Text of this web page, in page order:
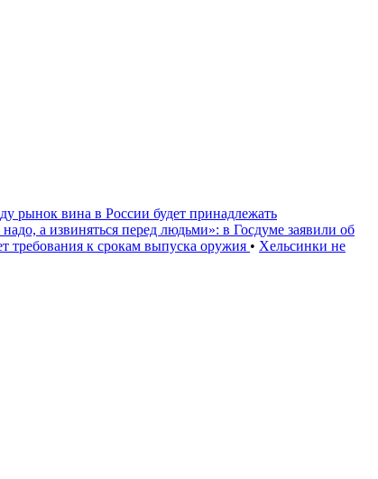
рынок вина в России будет принадлежать
а извиняться перед людьми»: в Госдуме заявили об
требования к срокам выпуска оружия • Хельсинки не